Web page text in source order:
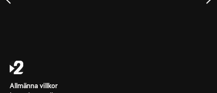
Allmänna villkor